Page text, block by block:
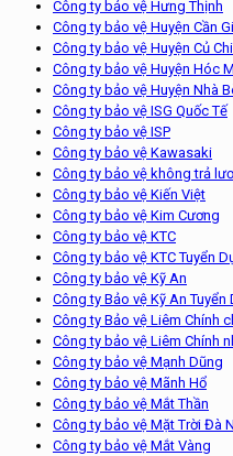
Công ty bảo vệ Hưng Thịnh
Công ty bảo vệ Huyện Cần
Công ty bảo vệ Huyện Củ
Công ty bảo vệ Huyện Hóc
Công ty bảo vệ Huyện Nhà
Công ty bảo vệ ISG Quốc Tế
Công ty bảo vệ ISP
Công ty bảo vệ Kawasaki
Công ty bảo vệ không trả
Công ty bảo vệ Kiến Việt
Công ty bảo vệ Kim Cương
Công ty bảo vệ KTC
Công ty bảo vệ KTC Tuyển
Công ty bảo vệ Kỹ An
Công ty Bảo vệ Kỹ An Tuyển
Công ty Bảo vệ Liêm Chính
Công ty bảo vệ Liêm Chính
Công ty bảo vệ Mạnh Dũng
Công ty bảo vệ Mãnh Hổ
Công ty bảo vệ Mắt Thần
Công ty bảo vệ Mặt Trời Đà
Công ty bảo vệ Mắt Vàng